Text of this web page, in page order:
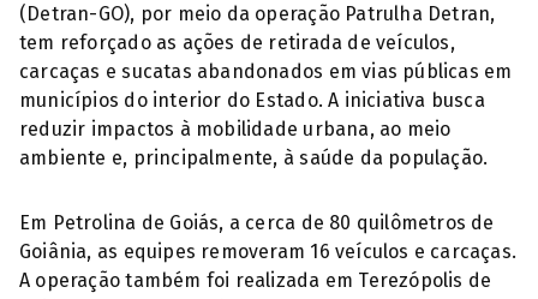
(Detran-GO), por meio da operação Patrulha Detran,
tem reforçado as ações de retirada de veículos,
carcaças e sucatas abandonados em vias públicas em
municípios do interior do Estado. A iniciativa busca
reduzir impactos à mobilidade urbana, ao meio
ambiente e, principalmente, à saúde da população.
Em Petrolina de Goiás, a cerca de 80 quilômetros de
Goiânia, as equipes removeram 16 veículos e carcaças.
A operação também foi realizada em Terezópolis de